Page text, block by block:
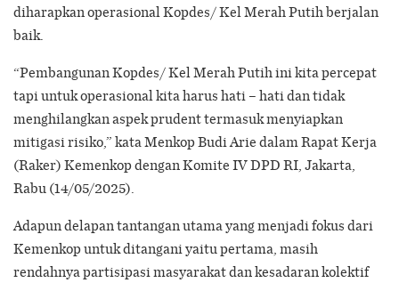
diharapkan operasional Kopdes/ Kel Merah Putih berjalan
baik.
“Pembangunan Kopdes/ Kel Merah Putih ini kita percepat
tapi untuk operasional kita harus hati – hati dan tidak
menghilangkan aspek prudent termasuk menyiapkan
mitigasi risiko,” kata Menkop Budi Arie dalam Rapat Kerja
(Raker) Kemenkop dengan Komite IV DPD RI, Jakarta,
Rabu (14/05/2025).
Adapun delapan tantangan utama yang menjadi fokus dari
Kemenkop untuk ditangani yaitu pertama, masih
rendahnya partisipasi masyarakat dan kesadaran kolektif